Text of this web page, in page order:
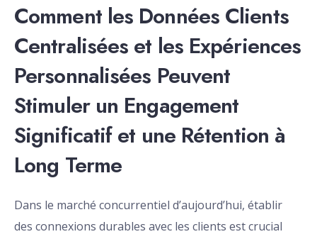
Comment les Données Clients
Centralisées et les Expériences
Personnalisées Peuvent
Stimuler un Engagement
Significatif et une Rétention à
Long Terme
Dans le marché concurrentiel d’aujourd’hui, établir
des connexions durables avec les clients est crucial